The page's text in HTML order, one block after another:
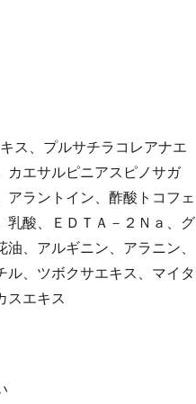
ス、プルサチラコレアナエ
カエサルピニアスピノサガ
アラントイン、酢酸トコフェ
乳酸、ＥＤＴＡ－２Ｎａ、グ
、アルギニン、アラニン、
ル、ツボクサエキス、マイタ
スエキス